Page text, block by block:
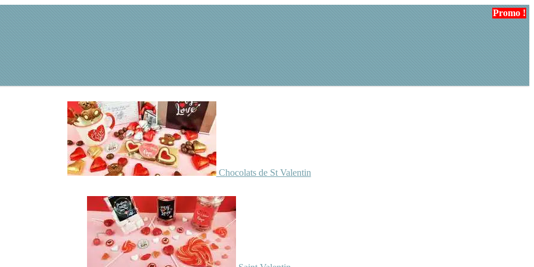
Chocolats de St Valentin
Promo !